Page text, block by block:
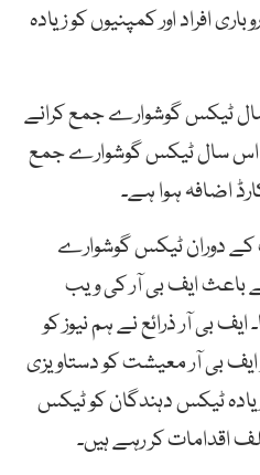
افراد اور کمپنیوں کو زیادہ
ٹیکس گوشوارے جمع کرانے
17 لاکھ تھی۔ اس سال ٹیکس گوشوارے جمع
اضافہ ہوا ہے۔
دوران ٹیکس گوشوارے
باعث ایف بی آر کی ویب
ایف بی آر ذرائع نے ہم نیوز کو
ایف بی آر معیشت کو دستاویزی
ٹیکس دہندگان کو ٹیکس
اقدامات کر رہے ہیں۔